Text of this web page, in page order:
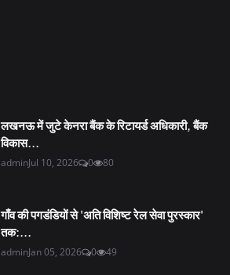
लखनऊ में जुटे केनरा बैंक के रिटायर्ड अधिकारी, बैंक
विकास...
adminJul 10, 2026 0 80
गाँव की पगडंडियों से 'अति विशिष्ट रेल सेवा पुरस्कार'
तक:...
adminJan 05, 2026 0 49